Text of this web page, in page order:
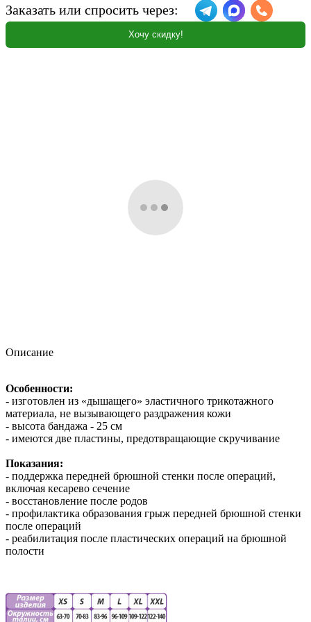
Заказать или спросить через:
Хочу скидку!
Описание
Особенности:
- изготовлен из «дышащего» эластичного трикотажного
материала, не вызывающего раздражения кожи
- высота бандажа - 25 см
- имеются две пластины, предотвращающие скручивание
Показания:
- поддержка передней брюшной стенки после операций,
включая кесарево сечение
- восстановление после родов
- профилактика образования грыж передней брюшной стенки
после операций
- реабилитация после пластических операций на брюшной
полости